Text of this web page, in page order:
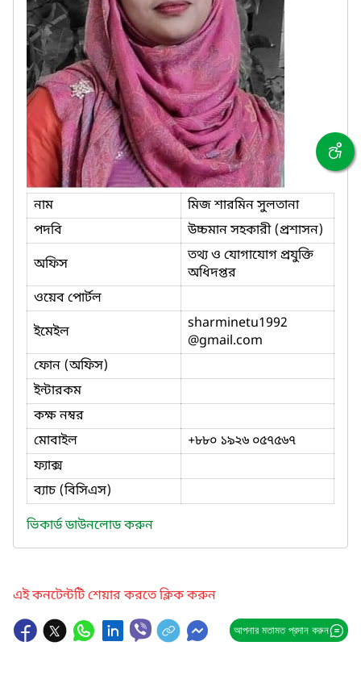
নাম
মিজ শারমিন সুলতানা
পদবি
উচ্চমান সহকারী (প্রশাসন)
অফিস
তথ্য ও যোগাযোগ প্রযুক্তি
অধিদপ্তর
ওয়েব পোর্টল
ইমেইল
sharminetu1992
@gmail.com
ফোন (অফিস)
ইন্টারকম
কক্ষ নম্বর
মোবাইল
+৮৮০ ১৯২৬ ০৫৭৫৬৭
ফ্যাক্স
ব্যাচ (বিসিএস)
ভিকার্ড ডাউনলোড করুন
এই কনটেন্টটি শেয়ার করতে ক্লিক করুন
আপনার মতামত প্রদান করুন